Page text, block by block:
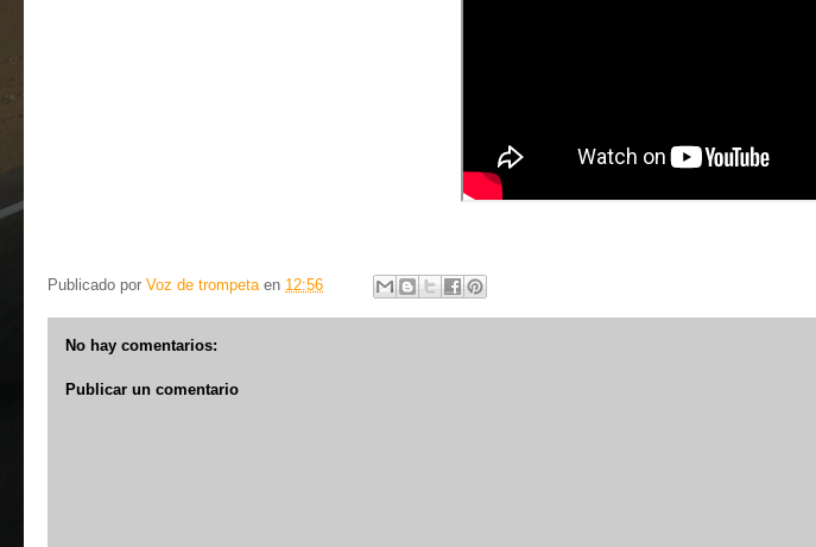
Publicado por Voz de trompeta en 12:56
No hay comentarios:
Publicar un comentario